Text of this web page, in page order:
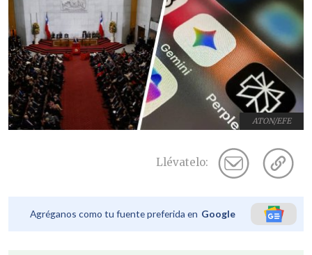
ATON/EFE
Llévatelo:
Agréganos como tu fuente preferida en Google